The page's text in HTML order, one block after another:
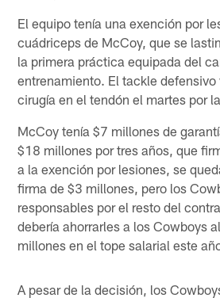
El equipo tenía una exención por
cuádriceps de McCoy, que se
la primera práctica equipada del
entrenamiento. El tackle defensivo
cirugía en el tendón el martes por
McCoy tenía $7 millones de
$18 millones por tres años, que
a la exención por lesiones, se
firma de $3 millones, pero los
responsables por el resto del
debería ahorrarles a los Cowboys
millones en el tope salarial este
A pesar de la decisión, los